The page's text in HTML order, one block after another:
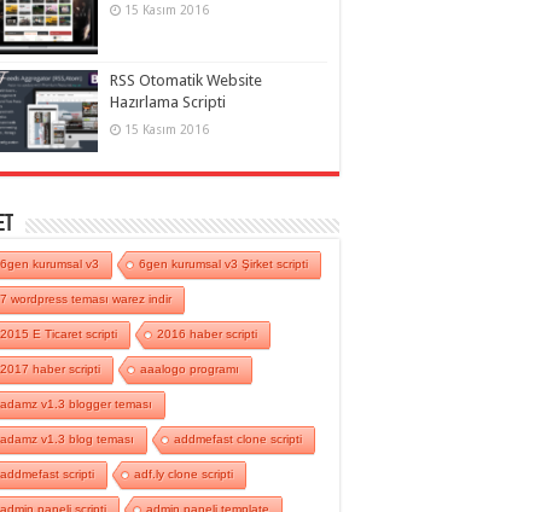
15 Kasım 2016
RSS Otomatik Website
Hazırlama Scripti
15 Kasım 2016
6gen kurumsal v3 6gen kurumsal v3 Şirket scripti
7 wordpress teması warez indir
2015 E Ticaret scripti 2016 haber scripti
2017 haber scripti aaalogo programı
adamz v1.3 blogger teması
adamz v1.3 blog teması addmefast clone scripti
addmefast scripti adf.ly clone scripti
admin paneli scripti admin paneli template